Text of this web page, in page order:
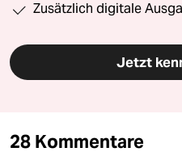
Zusätzlich digitale
Jetzt
28 Kommentare